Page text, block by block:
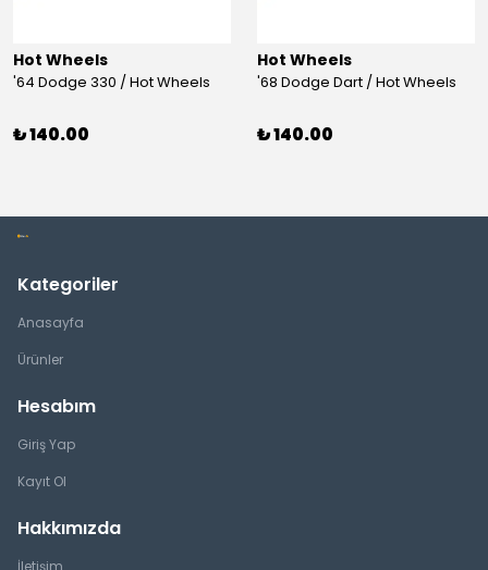
Hot Wheels
'64 Dodge 330 / Hot Wheels
₺ 140.00
Hot Wheels
'68 Dodge Dart / Hot Wheels
₺ 140.00
Kategoriler
Anasayfa
Ürünler
Hesabım
Giriş Yap
Kayıt Ol
Hakkımızda
İletişim